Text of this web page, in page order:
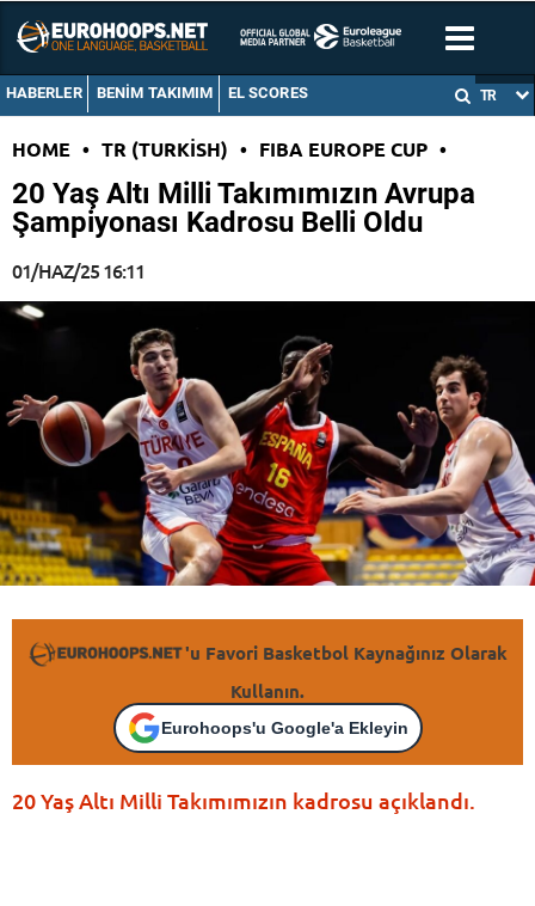
HABERLER BENIM TAKIMIM EL SCORES TR
HOME • TR (TURKISH) • FIBA EUROPE CUP •
20 Yaş Altı Milli Takımımızın Avrupa
Şampiyonası Kadrosu Belli Oldu
01/HAZ/25 16:11
'u Favori Basketbol Kaynağınız Olarak
Kullanın.
Eurohoops'u Google'a Ekleyin
20 Yaş Altı Milli Takımımızın kadrosu açıklandı.